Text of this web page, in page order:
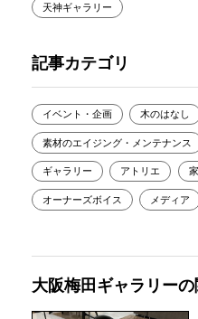
天神ギャラリー
記事カテゴリ
イベント・企画 木のはなし
素材のエイジング・メンテナンス
ギャラリー アトリエ
オーナーズボイス メディア
大阪梅田ギャラリー